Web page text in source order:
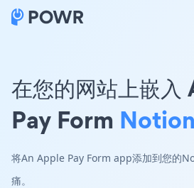
在您的网站上嵌
Pay Form Notion
将An Apple Pay Form app添加到您的
痛。